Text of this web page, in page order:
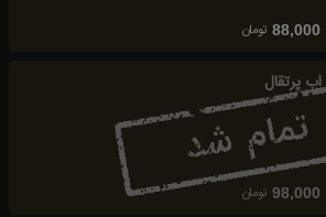
88,000 تومان
اب پرتقال
98,000 تومان